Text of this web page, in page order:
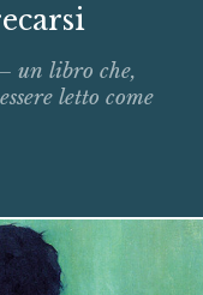
un libro che,
letto come